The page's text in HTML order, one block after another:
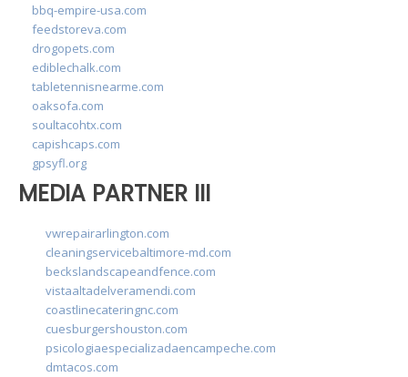
bbq-empire-usa.com
feedstoreva.com
drogopets.com
ediblechalk.com
tabletennisnearme.com
oaksofa.com
soultacohtx.com
capishcaps.com
gpsyfl.org
MEDIA PARTNER III
vwrepairarlington.com
cleaningservicebaltimore-md.com
beckslandscapeandfence.com
vistaaltadelveramendi.com
coastlinecateringnc.com
cuesburgershouston.com
psicologiaespecializadaencampeche.com
dmtacos.com